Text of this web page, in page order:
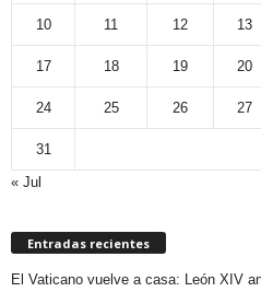
10 11 12 13
17 18 19 20
24 25 26 27
31
« Jul
Entradas recientes
El Vaticano vuelve a casa: León XIV